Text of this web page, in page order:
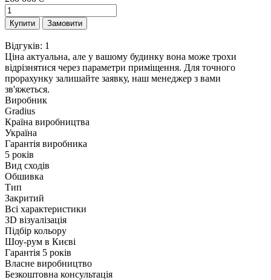
Купити Замовити
Відгуків: 1
Ціна актуальна, але у вашому будинку вона може трохи
відрізнятися через параметри приміщення. Для точного
прорахунку залишайте заявку, наш менеджер з вами
зв'яжеться.
Виробник
Gradius
Країна виробництва
Україна
Гарантія виробника
5 років
Вид сходів
Обшивка
Тип
Закритий
Всі характеристики
3D візуалізація
Підбір кольору
Шоу-рум в Києві
Гарантія 5 років
Власне виробництво
Безкоштовна консультація